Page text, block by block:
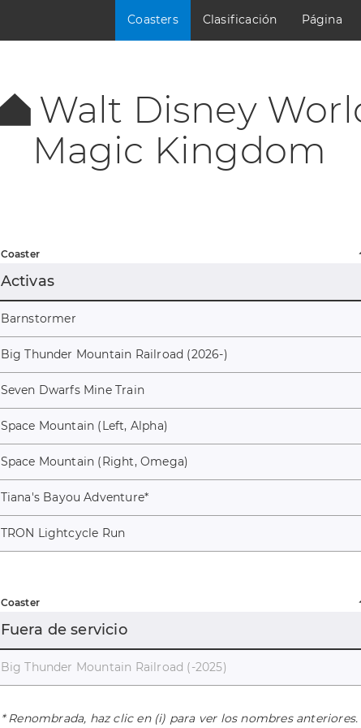
Coasters Clasificación Página
Walt Disney
Magic Kingdom
Coaster
Activas
Barnstormer
Big Thunder Mountain Railroad (2026-)
Seven Dwarfs Mine Train
Space Mountain (Left, Alpha)
Space Mountain (Right, Omega)
Tiana's Bayou Adventure*
TRON Lightcycle Run
Coaster
Fuera de servicio
Big Thunder Mountain Railroad (-2025)
* Renombrada, haz clic en (i) para ver los nombres anteriores.